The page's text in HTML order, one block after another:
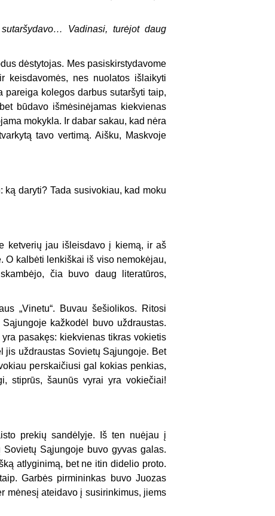
Vadinasi, turėjot daug
dėstytojas. Mes pasiskirstydavome
keisdavomės, nes nuolatos išlaikyti
pareiga kolegos darbus sutaršyti taip,
būdavo išmėsinėjamas kiekvienas
mokykla. Ir dabar sakau, kad nėra
tavo vertimą. Aišku, Maskvoje
daryti? Tada susivokiau, kad moku
ketverių jau išleisdavo į kiemą, ir aš
O kalbėti lenkiškai iš viso nemokėjau,
čia buvo daug literatūros,
„Vinetu“. Buvau šešiolikos. Ritosi
kažkodėl buvo uždraustas.
pasakęs: kiekvienas tikras vokietis
jis uždraustas Sovietų Sąjungoje. Bet
perskaičiusi gal kokias penkias,
stiprūs, šaunūs vyrai yra vokiečiai!
prekių sandėlyje. Iš ten nuėjau į
Sąjungoje buvo gyvas galas.
atlyginimą, bet ne itin didelio proto.
Garbės pirmininkas buvo Juozas
mėnesį ateidavo į susirinkimus, jiems